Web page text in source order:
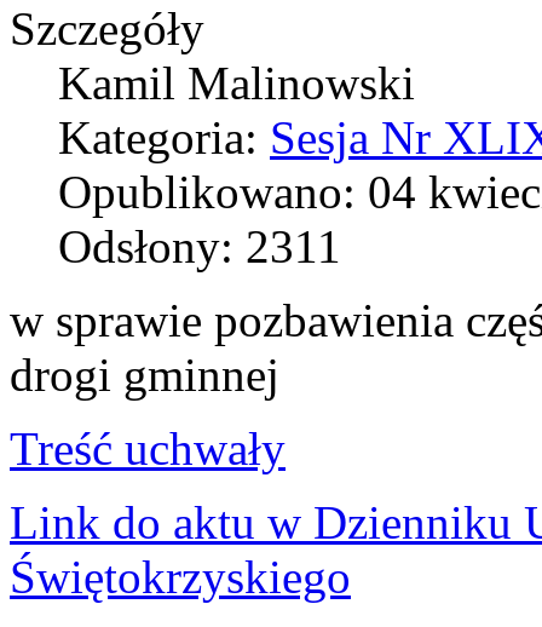
Szczegóły
Kamil Malinowski
Kategoria: Sesja Nr
Opublikowano: 04
Odsłony: 2311
w sprawie pozbawienia
drogi gminnej
Treść uchwały
Link do aktu w Dzienniku
Świętokrzyskiego